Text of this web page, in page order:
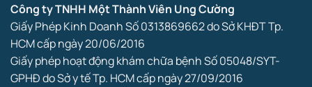
Công ty TNHH Một Thành Viên Ung Cường
Giấy Phép Kinh Doanh Số 0313869662 do Sở KHĐT Tp.
HCM cấp ngày 20/06/2016
Giấy phép hoạt động khám chữa bệnh Số 05048/SYT-
GPHĐ do Sở y tế Tp. HCM cấp ngày 27/09/2016